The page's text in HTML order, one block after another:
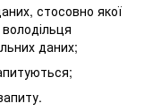
стосовно якої
даних;